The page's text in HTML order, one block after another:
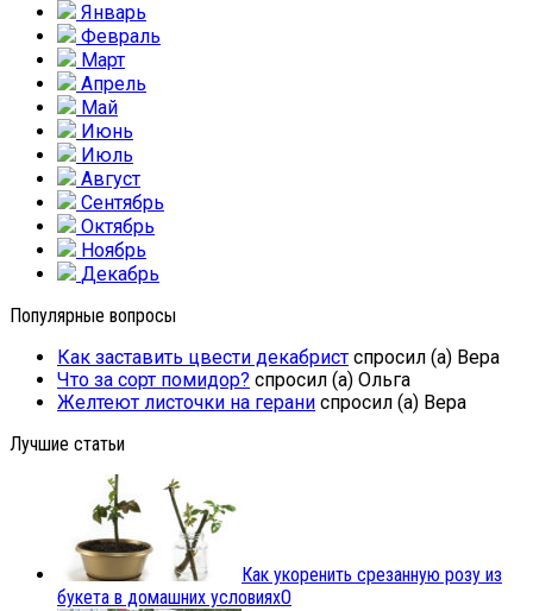
Январь
Февраль
Март
Апрель
Май
Июнь
Июль
Август
Сентябрь
Октябрь
Ноябрь
Декабрь
Популярные вопросы
Как заставить цвести декабрист спросил (а) Вера
Что за сорт помидор? спросил (а) Ольга
Желтеют листочки на герани спросил (а) Вера
Лучшие статьи
Как укоренить срезанную розу из
букета в домашних условиях0